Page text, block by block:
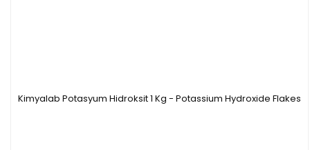
Kimyalab Potasyum Hidroksit 1 Kg - Potassium Hydroxide Flakes